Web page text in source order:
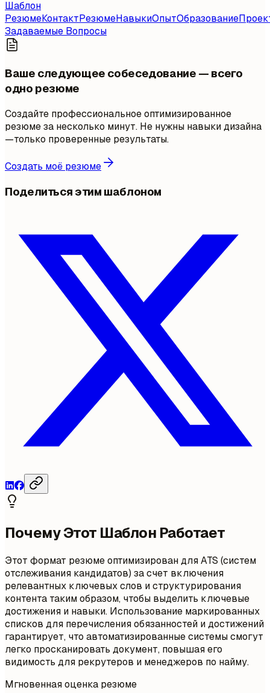
Шаблон
РезюмеКонтактРезюмеНавыкиОпытОбразование
Задаваемые Вопросы
Ваше следующее собеседование — всего
одно резюме
Создайте профессиональное оптимизированное
резюме за несколько минут. Не нужны навыки дизайна
—только проверенные результаты.
Создать моё резюме
Поделиться этим шаблоном
Почему Этот Шаблон Работает
Этот формат резюме оптимизирован для ATS (систем
отслеживания кандидатов) за счет включения
релевантных ключевых слов и структурирования
контента таким образом, чтобы выделить ключевые
достижения и навыки. Использование маркированных
списков для перечисления обязанностей и достижений
гарантирует, что автоматизированные системы смогут
легко просканировать документ, повышая его
видимость для рекрутеров и менеджеров по найму.
Мгновенная оценка резюме